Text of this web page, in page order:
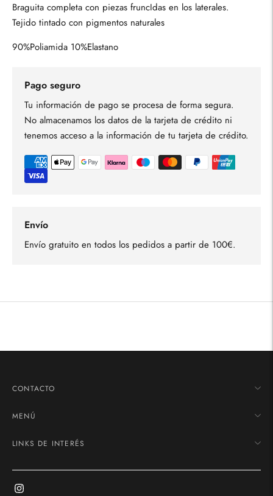
Braguita completa con piezas fruncIdas en los laterales.
Tejido tintado con pigmentos naturales
90%Poliamida 10%Elastano
Pago seguro
Tu información de pago se procesa de forma segura.
No almacenamos los datos de la tarjeta de crédito ni
tenemos acceso a la información de tu tarjeta de crédito.
Envío
Envío gratuito en todos los pedidos a partir de 100€.
un
CONTACTO
MENÚ
LINKS DE INTERÉS